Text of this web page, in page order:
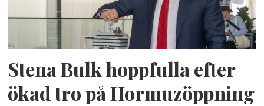
Stena Bulk hoppfulla efter
ökad tro på Hormuzöppning